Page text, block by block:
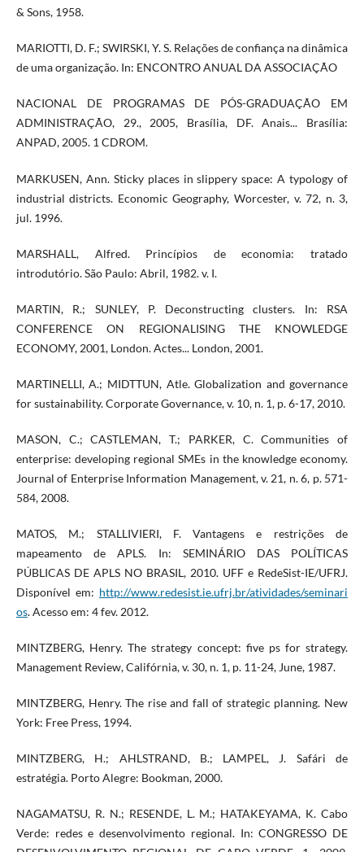
& Sons, 1958.
MARIOTTI, D. F.; SWIRSKI, Y. S. Relações de confiança na dinâmica
de uma organização. In: ENCONTRO ANUAL DA ASSOCIAÇÃO
NACIONAL DE PROGRAMAS DE PÓS-GRADUAÇÃO EM
ADMINISTRAÇÃO, 29., 2005, Brasília, DF. Anais... Brasília:
ANPAD, 2005. 1 CDROM.
MARKUSEN, Ann. Sticky places in slippery space: A typology of
industrial districts. Economic Geography, Worcester, v. 72, n. 3,
jul. 1996.
MARSHALL, Alfred. Princípios de economia: tratado
introdutório. São Paulo: Abril, 1982. v. I.
MARTIN, R.; SUNLEY, P. Deconstructing clusters. In: RSA
CONFERENCE ON REGIONALISING THE KNOWLEDGE
ECONOMY, 2001, London. Actes... London, 2001.
MARTINELLI, A.; MIDTTUN, Atle. Globalization and governance
for sustainability. Corporate Governance, v. 10, n. 1, p. 6-17, 2010.
MASON, C.; CASTLEMAN, T.; PARKER, C. Communities of
enterprise: developing regional SMEs in the knowledge economy.
Journal of Enterprise Information Management, v. 21, n. 6, p. 571-
584, 2008.
MATOS, M.; STALLIVIERI, F. Vantagens e restrições de
mapeamento de APLS. In: SEMINÁRIO DAS POLÍTICAS
PÚBLICAS DE APLS NO BRASIL, 2010. UFF e RedeSist-IE/UFRJ.
Disponível em: http://www.redesist.ie.ufrj.br/atividades/seminari
os. Acesso em: 4 fev. 2012.
MINTZBERG, Henry. The strategy concept: five ps for strategy.
Management Review, Califórnia, v. 30, n. 1, p. 11-24, June, 1987.
MINTZBERG, Henry. The rise and fall of strategic planning. New
York: Free Press, 1994.
MINTZBERG, H.; AHLSTRAND, B.; LAMPEL, J. Safári de
estratégia. Porto Alegre: Bookman, 2000.
NAGAMATSU, R. N.; RESENDE, L. M.; HATAKEYAMA, K. Cabo
Verde: redes e desenvolvimento regional. In: CONGRESSO DE